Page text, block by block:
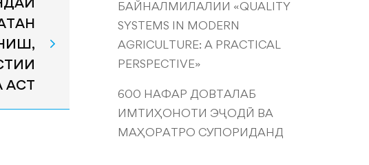
АСТ
БАЙНАЛМИЛАЛИИ «QUALITY
SYSTEMS IN MODERN
AGRICULTURE: A PRACTICAL
PERSPECTIVE»
600 НАФАР ДОВТАЛАБ
ИМТИҲОНОТИ ЭҶОДӢ ВА
МАҲОРАТРО СУПОРИДАНД